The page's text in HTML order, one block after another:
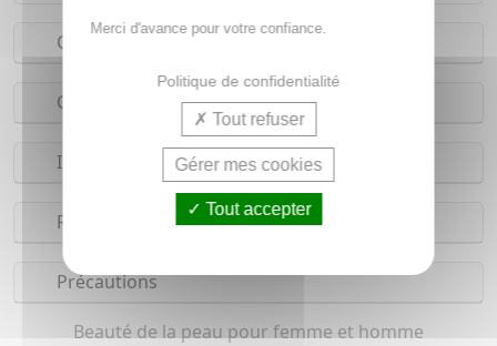
Conseils d'utilisation
Composition
Indications
Réserves
Précautions
Beauté de la peau pour femme et homme
Merci d'avance pour votre confiance.
Politique de confidentialité
Tout refuser
Gérer mes cookies
Tout accepter